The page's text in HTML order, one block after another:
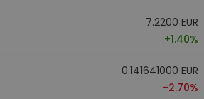
7.2200 EUR
+1.40%
0.141641000 EUR
-2.70%